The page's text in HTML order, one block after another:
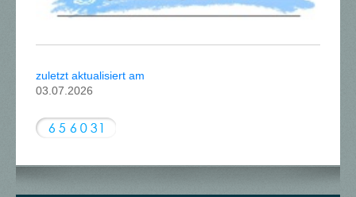
zuletzt aktualisiert am
03.07.2026